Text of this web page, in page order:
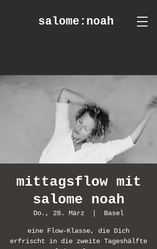
salome :noah
mittagsflow mit
salome noah
Do., 28. März Basel
eine Flow-Klasse, die Dich
erfrischt in die zweite Tageshälfte